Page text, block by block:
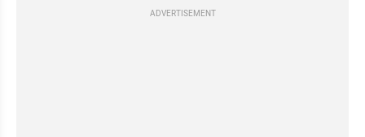
ADVERTISEMENT